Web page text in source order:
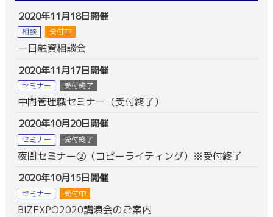
2020年11月18日開催
相談 受付中
一日融資相談会
2020年11月17日開催
セミナー 受付終了
中間管理職セミナー（受付終了）
2020年10月20日開催
セミナー 受付終了
夜間セミナー②（コピーライティング）※受付終了
2020年10月15日開催
セミナー 受付中
BIZEXPO2020講演会のご案内